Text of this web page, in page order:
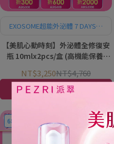
EXOSOME超能外泌體 7 DAYS活
養！密集修復滋養、柔滑保濕，
快速潤活肌膚
【美肌心動時刻】外泌體全修復安
瓶 10mlx2pcs/盒 (高機能保養)
NT$3,250NT$4,760
加入購物車
68折